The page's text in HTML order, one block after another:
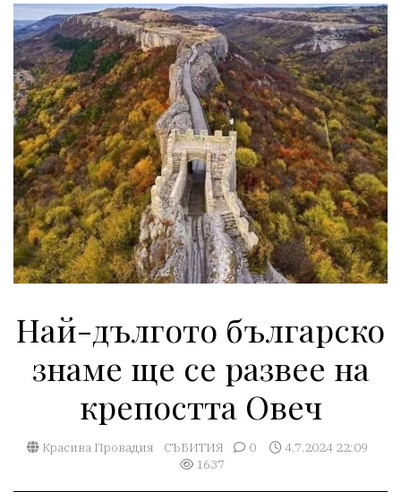
Най-дългото българско
знаме ще се развее на
крепостта Овеч
Красива Провадия СЪБИТИЯ 0
4.7.2024 22:09
1637